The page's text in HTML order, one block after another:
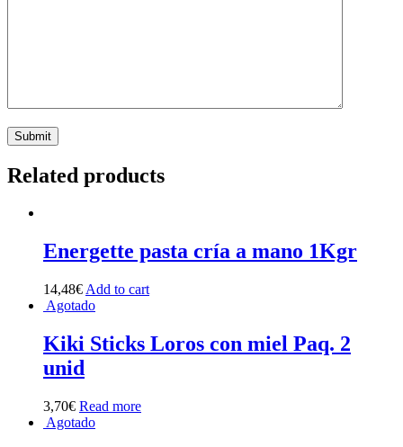
Related products
Energette pasta cría a mano 1Kgr
14,48€ Add to cart
Agotado
Kiki Sticks Loros con miel Paq. 2
unid
3,70€ Read more
Agotado